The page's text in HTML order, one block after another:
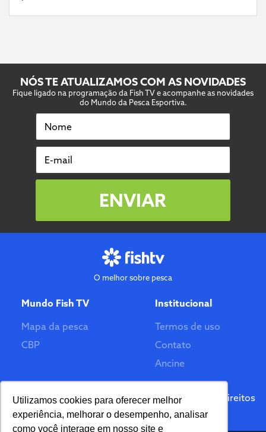
Utilizamos cookies para oferecer melhor
experiência, melhorar o desempenho, analisar
como você interage em nosso site e
NÓS TE ATUALIZAMOS COM AS NOVIDADES
Fique ligado na programação da Fish TV e acompanhe as novidades
do Mundo da Pesca Esportiva.
Nome
E-mail
ENVIAR
O melhor sobre pesca
Mundo Fish TV
Mapa da pesca
CBP
Institucional
Termos de uso
Contato
Ancine
Feito por
© 2026 Fish TV - Todos Direitos
Reservados. Versão 2.0